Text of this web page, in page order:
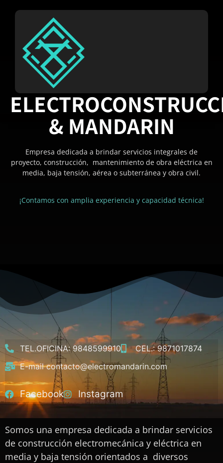
& MANDARIN
Empresa dedicada a brindar servicios integrales de
proyecto, construcción, mantenimiento de obra eléctrica en
media, baja tensión, aérea o subterránea y obra civil.
¡Contamos con amplia experiencia y capacidad técnica!
TEL.OFICINA: 9848599910
CEL.: 9871017874
E-mail contacto@electromandarin.com
Facebook Instagram
Somos una empresa dedicada a brindar servicios
de construcción electromecánica y eléctrica en
media y baja tensión orientados a diversos